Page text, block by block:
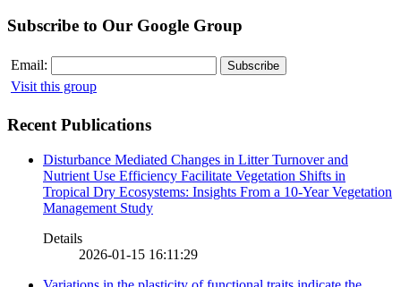
Subscribe to Our Google Group
Email:
Visit this group
Recent Publications
Disturbance Mediated Changes in Litter Turnover and
Nutrient Use Efficiency Facilitate Vegetation Shifts in
Tropical Dry Ecosystems: Insights From a 10-Year Vegetation
Management Study
Details
2026-01-15 16:11:29